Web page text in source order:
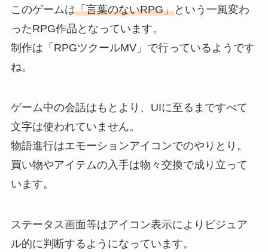
このゲームは「言葉のないRPG」という一風変わ
ったRPG作品となっています。
制作は「RPGツクールMV」で行っているようです
ね。
ゲーム中の会話はもとより、UIに至るまですべて
文字は使われていません。
物語進行はエモーションアイコンでのやりとり。
買い物やアイテムの入手は物々交換で成り立って
います。
ステータス画面等はアイコン表示によりビジュア
ル的に判断するようになっています。